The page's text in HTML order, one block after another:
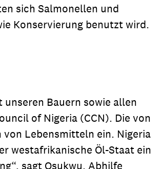
sich Salmonellen und
Konservierung benutzt wird.
Bauern sowie allen
of Nigeria (CCN). Die von
Lebensmitteln ein. Nigeria
westafrikanische Öl-Staat ein
sagt Osukwu. Abhilfe